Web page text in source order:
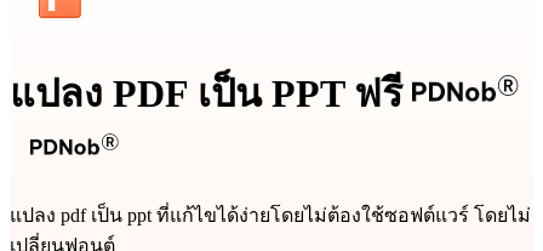
แปลง PDF เป็น PPT ฟรี
แปลง pdf เป็น ppt ที่แก้ไขได้ง่ายโดยไม่ต้องใช้ซอฟต์แวร์ โดยไม่
เปลี่ยนฟอนต์